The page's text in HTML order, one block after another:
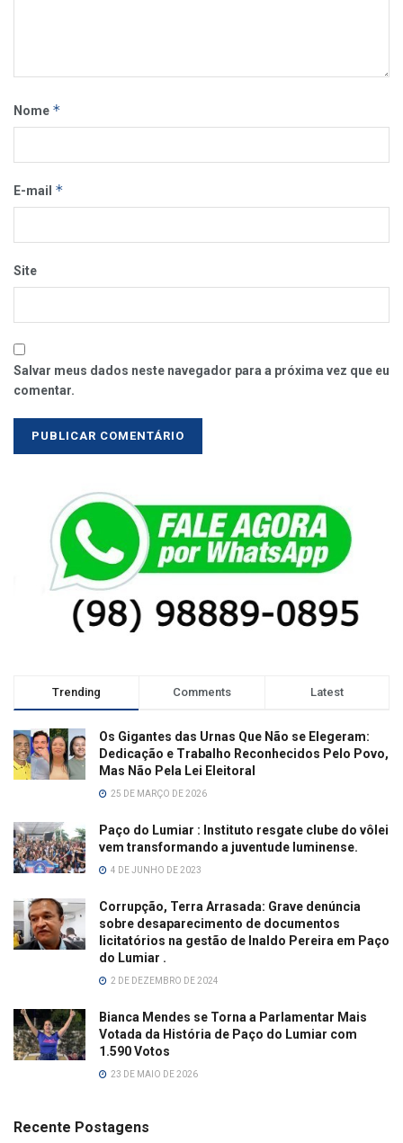
Nome *
E-mail *
Site
Salvar meus dados neste navegador para a próxima vez que eu
comentar.
Trending Comments Latest
Os Gigantes das Urnas Que Não se Elegeram:
Dedicação e Trabalho Reconhecidos Pelo Povo,
Mas Não Pela Lei Eleitoral
25 DE MARÇO DE 2026
Paço do Lumiar : Instituto resgate clube do vôlei
vem transformando a juventude luminense.
4 DE JUNHO DE 2023
Corrupção, Terra Arrasada: Grave denúncia
sobre desaparecimento de documentos
licitatórios na gestão de Inaldo Pereira em Paço
do Lumiar .
2 DE DEZEMBRO DE 2024
Bianca Mendes se Torna a Parlamentar Mais
Votada da História de Paço do Lumiar com
1.590 Votos
23 DE MAIO DE 2026
Recente Postagens